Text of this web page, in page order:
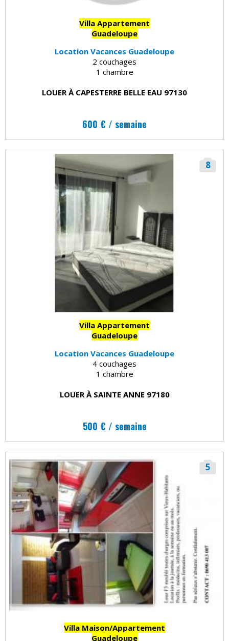
Villa Appartement
Guadeloupe
Location Vacances Guadeloupe
2 couchages
1 chambre
LOUER À CAPESTERRE BELLE EAU 97130
600 € / semaine
8
Villa Appartement
Guadeloupe
Location Vacances Guadeloupe
4 couchages
1 chambre
LOUER À SAINTE ANNE 97180
500 € / semaine
5
Villa Maison/Appartement
Guadeloupe